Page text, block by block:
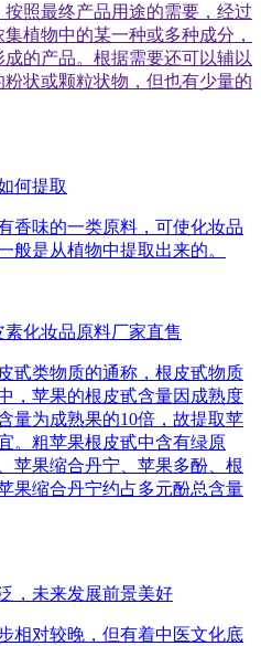
照最终产品用途的需要，经过
植物中的某一种或多种成分，
的产品。根据需要还可以辅以
状或颗粒状物，但也有少量的
何提取
香味的一类原料，可使化妆品
般是从植物中提取出来的。
化妆品原料厂家直售
甙类物质的通称，根皮甙物质
，苹果的根皮甙含量因成熟度
量为成熟果的10倍，故提取苹
。粗苹果根皮甙中含有绿原
苹果缩合丹宁、苹果多酚、根
果缩合丹宁约占多元酚总含量
，未来发展前景美好
相对较晚，但有着中医文化底